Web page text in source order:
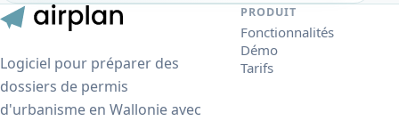
Logiciel pour préparer des
dossiers de permis
d'urbanisme en Wallonie avec
PRODUIT
Fonctionnalités
Démo
Tarifs